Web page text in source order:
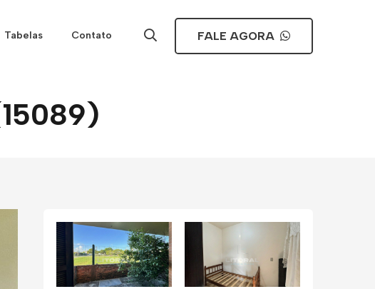
Tabelas Contato FALE AGORA